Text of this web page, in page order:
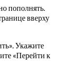
пополнять.
вверху
Укажите
«Перейти к